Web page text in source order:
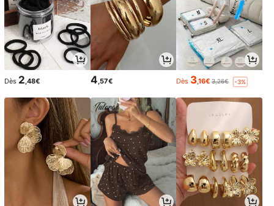
Dès 2,48€ 4,57€ Dès 3,16€ 3,26€ -3%